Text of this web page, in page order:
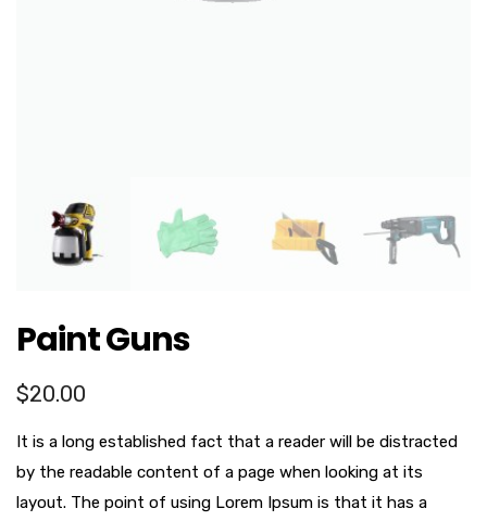
Paint Guns
$20.00
It is a long established fact that a reader will be distracted
by the readable content of a page when looking at its
layout. The point of using Lorem Ipsum is that it has a